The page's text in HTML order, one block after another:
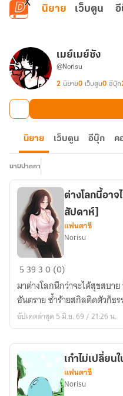
ข้ามไปยังเนื้อหาหลัก
นิยาย เว็บตูน
เมย์เมย์ซัง
@Norisu
2 นิยาย0 เว็บตูน0 อีบุ๊ก
นิยาย เว็บตูน อีบุ๊ก ค
นามปากกา
ต่าง
โลก
นี้
อาจ
ไม่ใช่
[2ตอน/
สัปดาห์]
ต่างโลกนี้อา
สัปดาห์]
แฟนตาซี
Norisu
5 39 30 (0)
มาต่างโลกนึกว่าจะได้สุขสบา
อันตราย ซ้ำร้ายสกิลติดตัวก็ธ
อัปเดตล่าสุด 5 มิ.ย. 69 / 21:26 น.
เก๋าไม่เปลี่ย
แฟนตาซี
Norisu